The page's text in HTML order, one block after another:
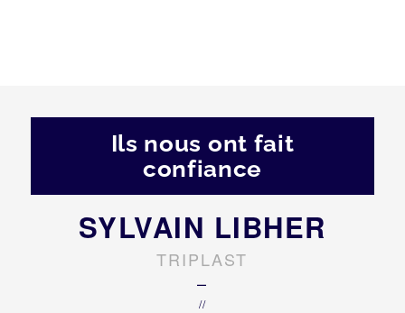
Ils nous ont fait
confiance
SYLVAIN LIBHER
TRIPLAST
–
//